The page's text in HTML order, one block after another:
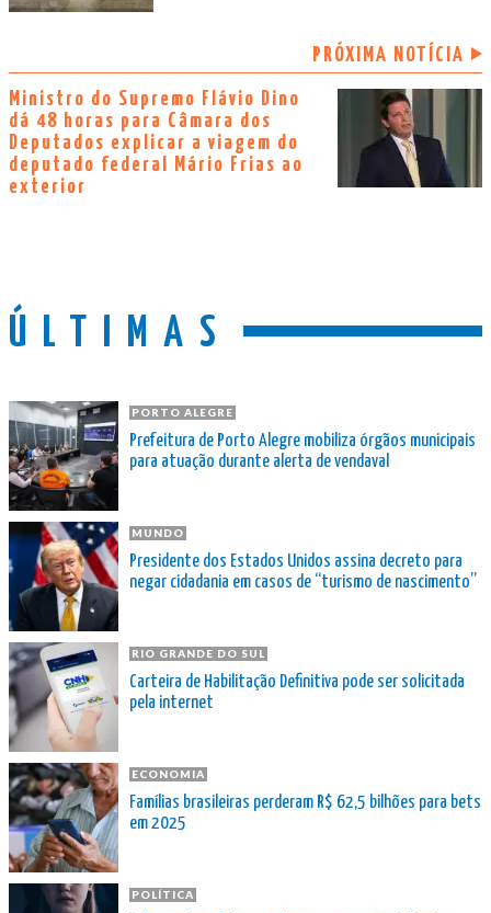
PRÓXIMA NOTÍCIA
Ministro do Supremo Flávio Dino
dá 48 horas para Câmara dos
Deputados explicar a viagem do
deputado federal Mário Frias ao
exterior
ÚLTIMAS
PORTO ALEGRE
Prefeitura de Porto Alegre mobiliza órgãos municipais
para atuação durante alerta de vendaval
MUNDO
Presidente dos Estados Unidos assina decreto para
negar cidadania em casos de “turismo de nascimento”
RIO GRANDE DO SUL
Carteira de Habilitação Definitiva pode ser solicitada
pela internet
ECONOMIA
Famílias brasileiras perderam R$ 62,5 bilhões para bets
em 2025
POLÍTICA